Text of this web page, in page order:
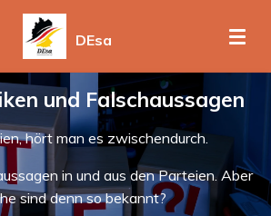
DEsa
und Falschaussagen
hört man es zwischendurch.
in und aus den Parteien. Aber
sind denn so bekannt?